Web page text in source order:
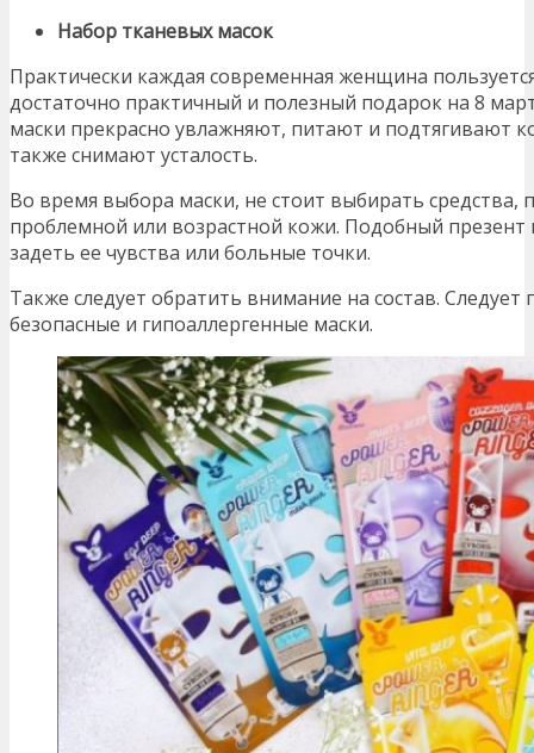
Набор тканевых масок
Практически каждая современная женщина
достаточно практичный и полезный подарок на 8
маски прекрасно увлажняют, питают и подтягивают
также снимают усталость.
Во время выбора маски, не стоит выбирать средства,
проблемной или возрастной кожи. Подобный
задеть ее чувства или больные точки.
Также следует обратить внимание на состав.
безопасные и гипоаллергенные маски.